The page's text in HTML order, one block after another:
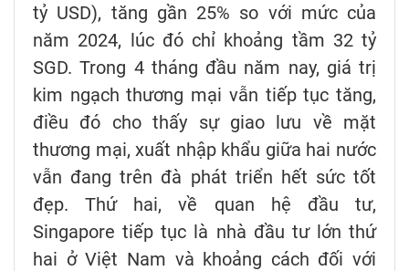
tỷ USD), tăng gần 25% so với mức của
năm 2024, lúc đó chỉ khoảng tầm 32 tỷ
SGD. Trong 4 tháng đầu năm nay, giá trị
kim ngạch thương mại vẫn tiếp tục tăng,
điều đó cho thấy sự giao lưu về mặt
thương mại, xuất nhập khẩu giữa hai nước
vẫn đang trên đà phát triển hết sức tốt
đẹp. Thứ hai, về quan hệ đầu tư,
Singapore tiếp tục là nhà đầu tư lớn thứ
hai ở Việt Nam và khoảng cách đối với